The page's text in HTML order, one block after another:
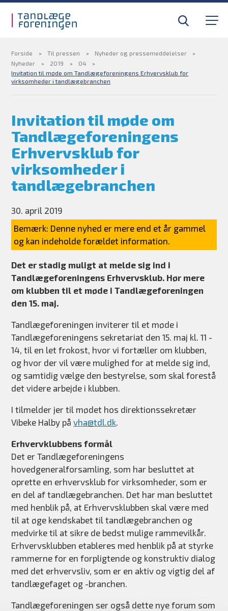
Til tandlæger
Medlemsfordele
Til pressen
Om foreningen
Find din tandlægevagt
Kurser og efteruddannelse
Forside Til pressen
Nyheder og pressemeddelelser
Nyheder
2019
04
Invitation til møde om Tandlægeforeningens Erhvervsklub for
virksomheder i tandlægebranchen
Invitation til møde om
Tandlægeforeningens
Erhvervsklub for
virksomheder i
tandlægebranchen
30. april 2019
Bemærk: Denne nyhed er mere end et år gammel
og kan indeholde forældet information.
Det er stadig muligt at melde sig ind i
Tandlægeforeningens Erhvervsklub. Hør mere
om klubben til et møde i Tandlægeforeningen
den 15. maj.
Tandlægeforeningen inviterer til et møde i
Tandlægeforeningens sekretariat den 15. maj kl. 11 -
14, til en let frokost, hvor vi fortæller om klubben,
og hvor der vil være mulighed for at melde sig ind,
og samtidig vælge den bestyrelse, som skal forestå
det videre arbejde i klubben.
I tilmelder jer til mødet hos direktionssekretær
Vibeke Halby påvha@tdl.dk.
Erhvervklubbens formål
Det er Tandlægeforeningens
hovedgeneralforsamling, som har besluttet at
oprette en erhvervsklub for virksomheder, som er
en del af tandlægebranchen. Det har man besluttet
med henblik på, at Erhvervsklubben skal være med
til at øge kendskabet til tandlægebranchen og
medvirke til at sikre de bedst mulige rammevilkår.
Erhvervsklubben etableres med henblik på at styrke
rammerne for en forpligtende og konstruktiv dialog
med det erhvervsliv, som er en aktiv og vigtig del af
tandlægefaget og -branchen.
Tandlægeforeningen ser også dette nye forum som